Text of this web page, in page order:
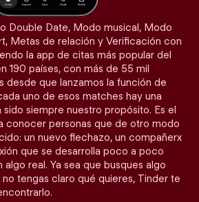
Double Date, Modo musical, Modo
Metas de relación y Verificación con
la app de citas más popular del
190 países, con más de 55 mil
desde que lanzamos la función de
uno de esos matches hay una
sido siempre nuestro propósito. Es el
conocer personas que de otro modo
un nuevo flechazo, un compañerx
que se desarrolla poco a poco
real. Ya sea que busques algo
tengas claro qué quieres, Tinder te